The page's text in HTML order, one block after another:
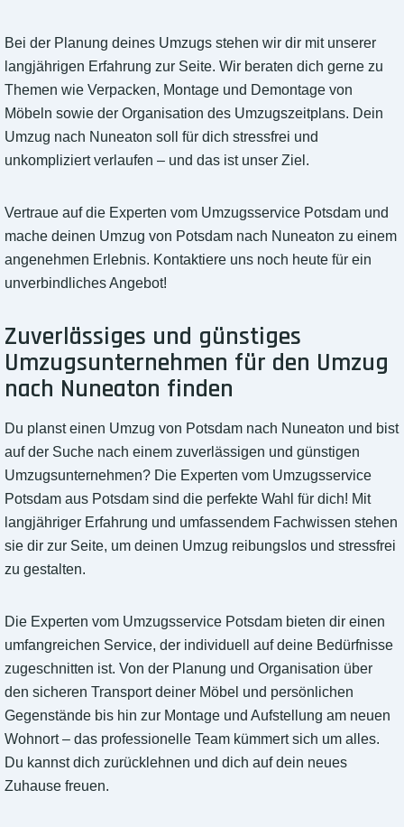
Bei der Planung deines Umzugs stehen wir dir mit unserer
langjährigen Erfahrung zur Seite. Wir beraten dich gerne zu
Themen wie Verpacken, Montage und Demontage von
Möbeln sowie der Organisation des Umzugszeitplans. Dein
Umzug nach Nuneaton soll für dich stressfrei und
unkompliziert verlaufen – und das ist unser Ziel.
Vertraue auf die Experten vom Umzugsservice Potsdam und
mache deinen Umzug von Potsdam nach Nuneaton zu einem
angenehmen Erlebnis. Kontaktiere uns noch heute für ein
unverbindliches Angebot!
Zuverlässiges und günstiges
Umzugsunternehmen für den Umzug
nach Nuneaton finden
Du planst einen Umzug von Potsdam nach Nuneaton und bist
auf der Suche nach einem zuverlässigen und günstigen
Umzugsunternehmen? Die Experten vom Umzugsservice
Potsdam aus Potsdam sind die perfekte Wahl für dich! Mit
langjähriger Erfahrung und umfassendem Fachwissen stehen
sie dir zur Seite, um deinen Umzug reibungslos und stressfrei
zu gestalten.
Die Experten vom Umzugsservice Potsdam bieten dir einen
umfangreichen Service, der individuell auf deine Bedürfnisse
zugeschnitten ist. Von der Planung und Organisation über
den sicheren Transport deiner Möbel und persönlichen
Gegenstände bis hin zur Montage und Aufstellung am neuen
Wohnort – das professionelle Team kümmert sich um alles.
Du kannst dich zurücklehnen und dich auf dein neues
Zuhause freuen.